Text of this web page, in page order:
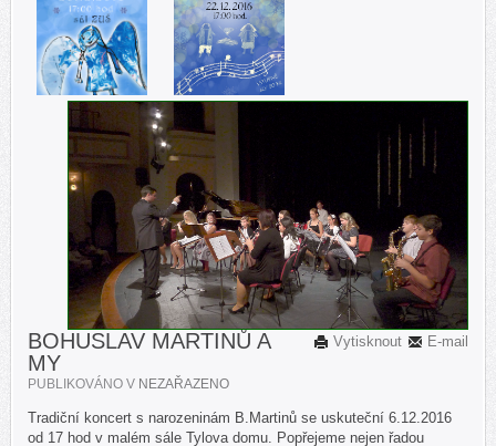
E-mail
Vytisknout
BOHUSLAV MARTINŮ A
MY
PUBLIKOVÁNO V NEZAŘAZENO
Tradiční koncert s narozeninám B.Martinů se uskuteční 6.12.2016
od 17 hod v malém sále Tylova domu. Popřejeme nejen řadou